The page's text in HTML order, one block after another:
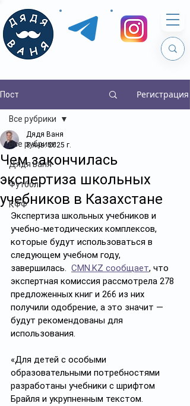
Пост Регистрация
Все рубрики
Дядя Ваня
Футбол
КФФ
Все рубрики
Чем закончилась
экспертиза школьных
учебников в Казахстане
Дядя Ваня
8 янв. 2025 г.
Экспертиза школьных учебников и
учебно-методических комплексов,
которые будут использоваться в
следующем учебном году,
завершилась. CMN.KZ сообщает, что
экспертная комиссия рассмотрела 278
предложенных книг и 266 из них
получили одобрение, а это значит —
будут рекомендованы для
использования.
«Для детей с особыми
образовательными потребностями
разработаны учебники с шрифтом
Брайля и укрупненным текстом.